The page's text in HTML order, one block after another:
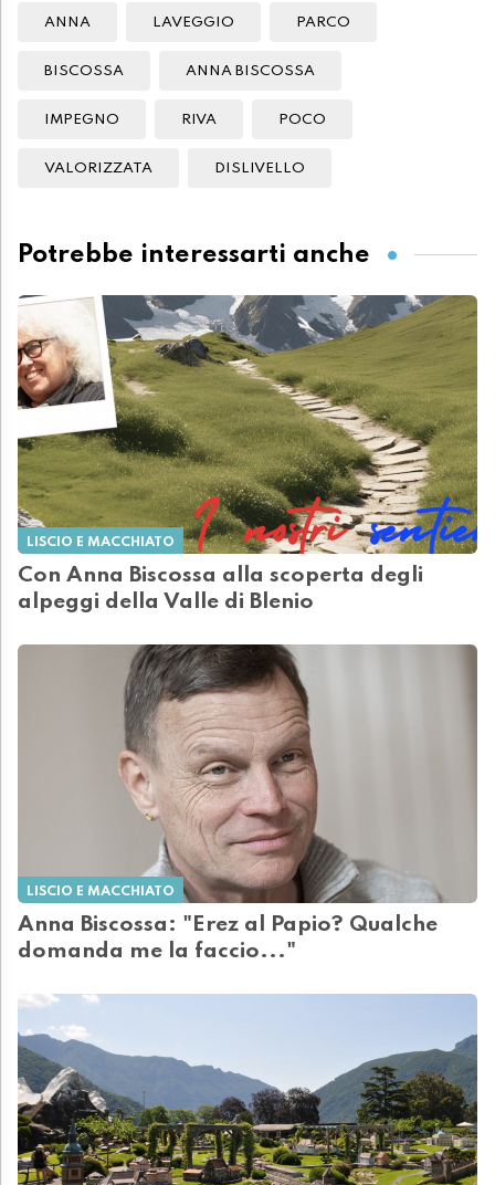
ANNA LAVEGGIO PARCO
BISCOSSA ANNA BISCOSSA
IMPEGNO RIVA POCO
VALORIZZATA DISLIVELLO
Potrebbe interessarti anche
LISCIO E MACCHIATO
Con Anna Biscossa alla scoperta degli
alpeggi della Valle di Blenio
LISCIO E MACCHIATO
Anna Biscossa: "Erez al Papio? Qualche
domanda me la faccio..."